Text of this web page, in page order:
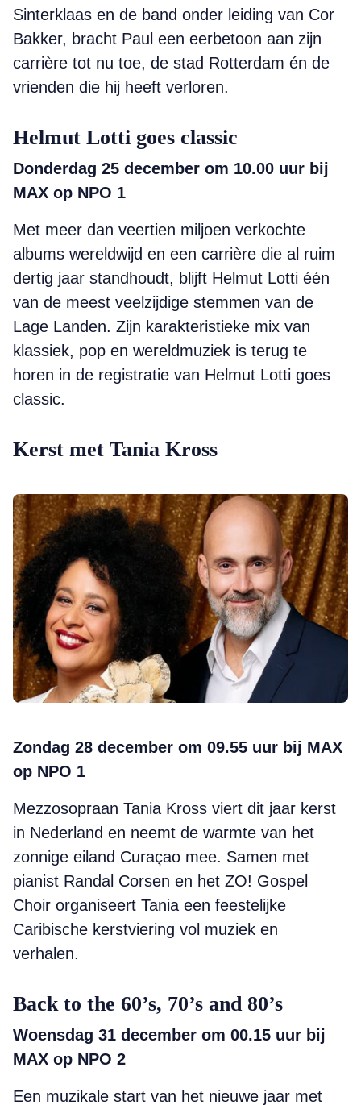
Sinterklaas en de band onder leiding van Cor
Bakker, bracht Paul een eerbetoon aan zijn
carrière tot nu toe, de stad Rotterdam én de
vrienden die hij heeft verloren.
Helmut Lotti goes classic
Donderdag 25 december om 10.00 uur bij
MAX op NPO 1
Met meer dan veertien miljoen verkochte
albums wereldwijd en een carrière die al ruim
dertig jaar standhoudt, blijft Helmut Lotti één
van de meest veelzijdige stemmen van de
Lage Landen. Zijn karakteristieke mix van
klassiek, pop en wereldmuziek is terug te
horen in de registratie van Helmut Lotti goes
classic.
Kerst met Tania Kross
Zondag 28 december om 09.55 uur bij MAX
op NPO 1
Mezzosopraan Tania Kross viert dit jaar kerst
in Nederland en neemt de warmte van het
zonnige eiland Curaçao mee. Samen met
pianist Randal Corsen en het ZO! Gospel
Choir organiseert Tania een feestelijke
Caribische kerstviering vol muziek en
verhalen.
Back to the 60’s, 70’s and 80’s
Woensdag 31 december om 00.15 uur bij
MAX op NPO 2
Een muzikale start van het nieuwe jaar met